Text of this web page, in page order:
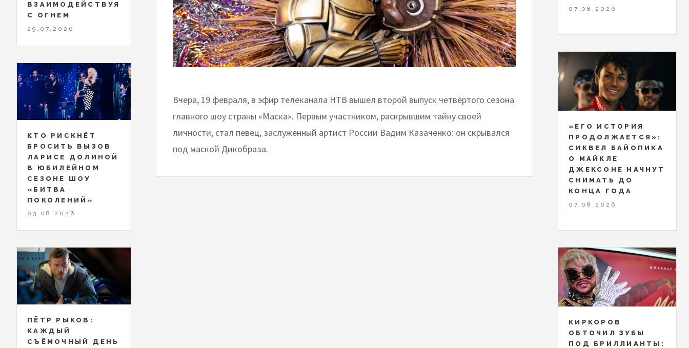
Вчера, 19 февраля, в эфир телеканала НТВ вышел второй выпуск четвёртого сезона
главного шоу страны «Маска». Первым участником, раскрывшим тайну своей
личности, стал певец, заслуженный артист России Вадим Казаченко: он скрывался
под маской Дикобраза.
ВЗАИМОДЕЙСТВУЯ
С ОГНЕМ
29.07.2026
КТО РИСКНЁТ
БРОСИТЬ ВЫЗОВ
ЛАРИСЕ ДОЛИНОЙ
В ЮБИЛЕЙНОМ
СЕЗОНЕ ШОУ
«БИТВА
ПОКОЛЕНИЙ»
03.08.2026
ПЁТР РЫКОВ:
КАЖДЫЙ
СЪЁМОЧНЫЙ ДЕНЬ
07.08.2026
«ЕГО ИСТОРИЯ
ПРОДОЛЖАЕТСЯ»:
СИКВЕЛ БАЙОПИКА
О МАЙКЛЕ
ДЖЕКСОНЕ НАЧНУТ
СНИМАТЬ ДО
КОНЦА ГОДА
07.08.2026
КИРКОРОВ
ОБТОЧИЛ ЗУБЫ
ПОД БРИЛЛИАНТЫ: